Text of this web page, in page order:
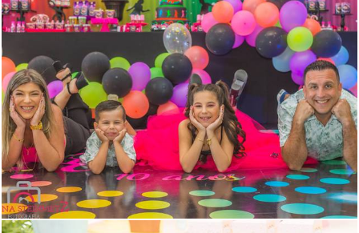
1405 0